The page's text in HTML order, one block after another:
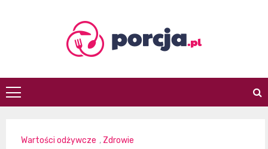
porcja.pl
Wartości odżywcze , Zdrowie